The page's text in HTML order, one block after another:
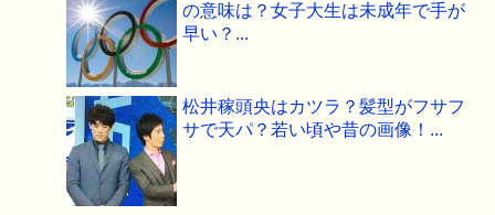
の意味は？女子大生は未成年で手が
早い？...
松井稼頭央はカツラ？髪型がフサフ
サで天パ？若い頃や昔の画像！...